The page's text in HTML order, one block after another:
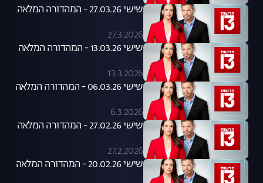
שישי 27.03.26 - המהדורה המלאה
27.3.2026
שישי 13.03.26 - המהדורה המלאה
13.3.2026
שישי 06.03.26 - המהדורה המלאה
6.3.2026
שישי 27.02.26 - המהדורה המלאה
27.2.2026
שישי 20.02.26 - המהדורה המלאה